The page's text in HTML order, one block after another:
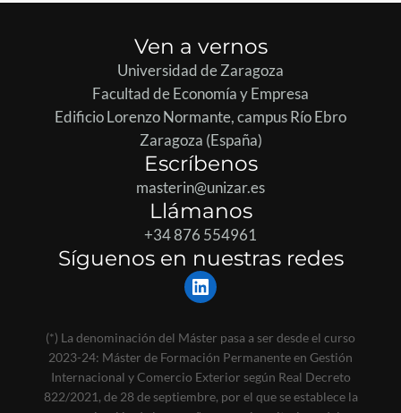
Ven a vernos
Universidad de Zaragoza
Facultad de Economía y Empresa
Edificio Lorenzo Normante, campus Río Ebro
Zaragoza (España)
Escríbenos
masterin@unizar.es
Llámanos
+34 876 554961
Síguenos en nuestras redes
LinkedIn
(*) La denominación del Máster pasa a ser desde el curso
2023-24: Máster de Formación Permanente en Gestión
Internacional y Comercio Exterior según Real Decreto
822/2021, de 28 de septiembre, por el que se establece la